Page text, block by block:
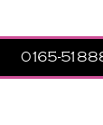
0165-